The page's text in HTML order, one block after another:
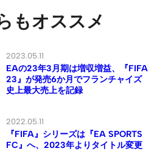
もオススメ
2023.05.11
EAの23年3月期は増収増益、『FIFA
23』が発売6か月でフランチャイズ
史上最大売上を記録
2022.05.11
『FIFA』シリーズは『EA SPORTS
FC』へ、2023年よりタイトル変更